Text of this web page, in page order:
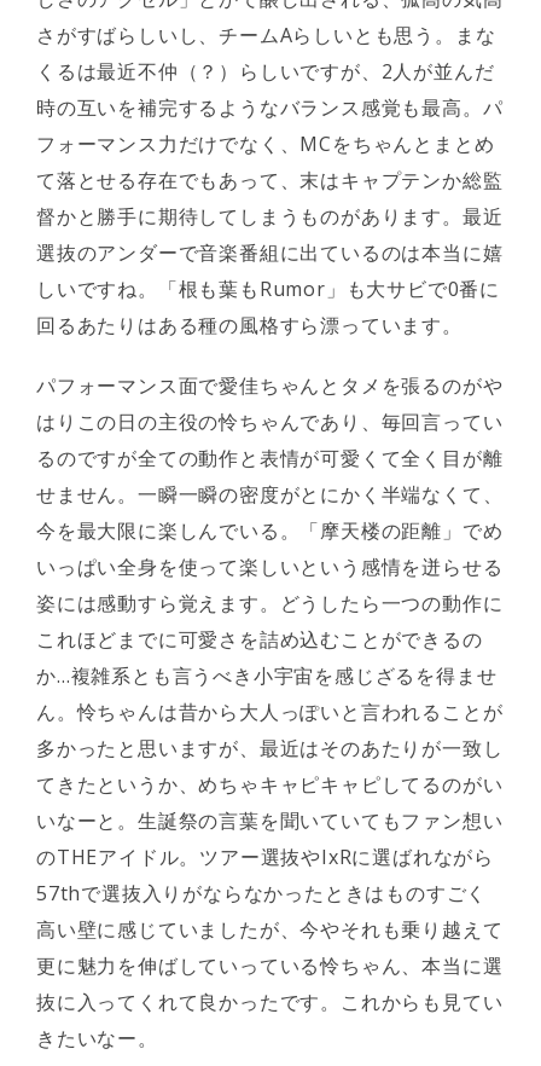
さがすばらしいし、チームAらしいとも思う。まな
くるは最近不仲（？）らしいですが、2人が並んだ
時の互いを補完するようなバランス感覚も最高。パ
フォーマンス力だけでなく、MCをちゃんとまとめ
て落とせる存在でもあって、末はキャプテンか総監
督かと勝手に期待してしまうものがあります。最近
選抜のアンダーで音楽番組に出ているのは本当に嬉
しいですね。「根も葉もRumor」も大サビで0番に
回るあたりはある種の風格すら漂っています。
パフォーマンス面で愛佳ちゃんとタメを張るのがや
はりこの日の主役の怜ちゃんであり、毎回言ってい
るのですが全ての動作と表情が可愛くて全く目が離
せません。一瞬一瞬の密度がとにかく半端なくて、
今を最大限に楽しんでいる。「摩天楼の距離」でめ
いっぱい全身を使って楽しいという感情を迸らせる
姿には感動すら覚えます。どうしたら一つの動作に
これほどまでに可愛さを詰め込むことができるの
か…複雑系とも言うべき小宇宙を感じざるを得ませ
ん。怜ちゃんは昔から大人っぽいと言われることが
多かったと思いますが、最近はそのあたりが一致し
てきたというか、めちゃキャピキャピしてるのがい
いなーと。生誕祭の言葉を聞いていてもファン想い
のTHEアイドル。ツアー選抜やIxRに選ばれながら
57thで選抜入りがならなかったときはものすごく
高い壁に感じていましたが、今やそれも乗り越えて
更に魅力を伸ばしていっている怜ちゃん、本当に選
抜に入ってくれて良かったです。これからも見てい
きたいなー。